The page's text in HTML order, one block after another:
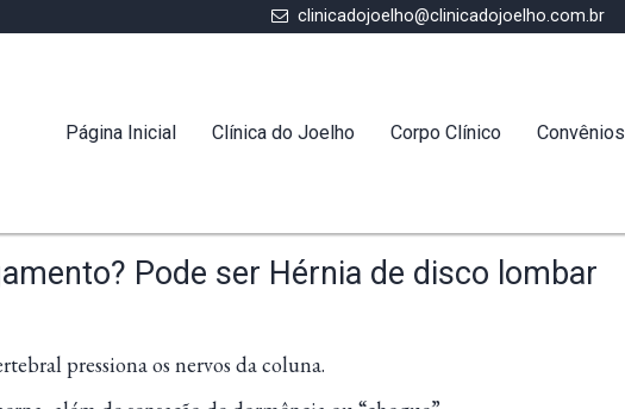
clinicadojoelho@clinicadojoelho.com.br
Página Inicial Clínica do Joelho Corpo Clínico Convênios
Pode ser Hérnia de disco lombar
pressiona os nervos da coluna.